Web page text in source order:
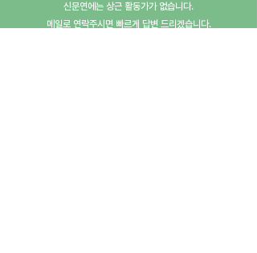
신문연에는 상근 활동가가 없습니다.
메일로 연락주시면 빠르게 답변 드리겠습니다.